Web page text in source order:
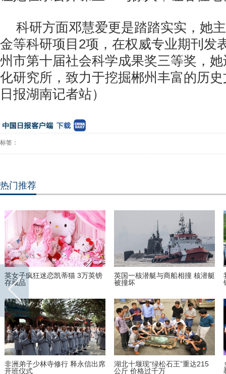
科研方面邓慧爱更是踏踏实实，她
金等科研项目2项，在权威专业期刊发
州市第十届社会科学成果奖三等奖，
化研究所，致力于挖掘郴州丰富的历
日报湖南记者站）
标签：
热门推荐
英女子疯狂迷恋凯蒂猫 3万英镑
存藏品
英国一核潜艇与商船相撞 核潜艇
被撞坏
非洲弟子少林寺修行 释永信出席
开班仪式
湖北十堰现“绿松石王”重达215
公斤 价格过千万